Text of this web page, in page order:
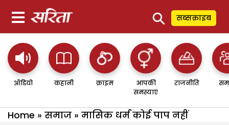
⚲ सब्सक्राइब
ऑडियो कहानी क्राइम
आपकी
समस्याएं
राजनीति
Home » समाज » मासिक धर्म कोई पाप नहीं